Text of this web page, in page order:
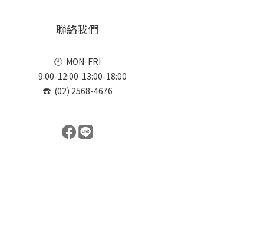
聯絡我們
🕙 MON-FRI
9:00-12:00 13:00-18:00
☎ (02) 2568-4676